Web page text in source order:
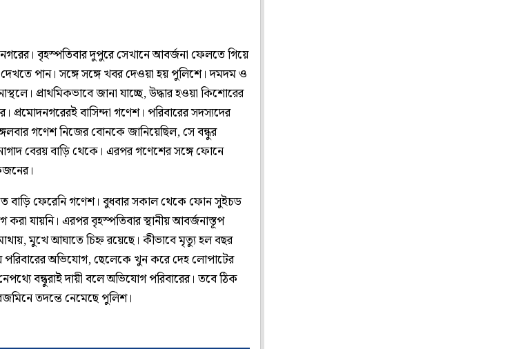
বৃহস্পতিবার দুপুরে সেখানে আবর্জনা ফেলতে গিয়ে
পান। সঙ্গে সঙ্গে খবর দেওয়া হয় পুলিশে। দমদম ও
প্রাথমিকভাবে জানা যাচ্ছে, উদ্ধার হওয়া কিশোরের
প্রমোদনগরেরই বাসিন্দা গণেশ। পরিবারের সদস্যদের
গণেশ নিজের বোনকে জানিয়েছিল, সে বন্ধুর
বেরয় বাড়ি থেকে। এরপর গণেশের সঙ্গে ফোনে
বাড়ি ফেরেনি গণেশ। বুধবার সকাল থেকে ফোন সুইচড
যায়নি। এরপর বৃহস্পতিবার স্থানীয় আবর্জনাস্তূপ
মুখে আঘাতে চিহ্ন রয়েছে। কীভাবে মৃত্যু হল বছর
অভিযোগ, ছেলেকে খুন করে দেহ লোপাটের
বন্ধুরাই দায়ী বলে অভিযোগ পরিবারের। তবে ঠিক
তদন্তে নেমেছে পুলিশ।